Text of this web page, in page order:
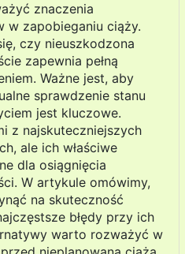
znaczenia
w zapobieganiu ciąży.
czy nieuszkodzona
zapewnia pełną
Ważne jest, aby
sprawdzenie stanu
jest kluczowe.
z najskuteczniejszych
ale ich właściwe
dla osiągnięcia
W artykule omówimy,
na skuteczność
błędy przy ich
warto rozważyć w